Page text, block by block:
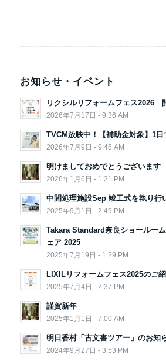
お知らせ・イベント
リクシルリフォームフェス2026
2026年7月17日 - 9:36 AM
TVCM放映中！【補助金対象】1
2026年7月9日 - 9:45 AM
明けましておめでとうございます
2026年1月6日 - 1:21 PM
中間処理施設Sep 竣工式を執り行
2025年9月1日 - 2:49 PM
Takara Standard奈良ショールー
ェア 2025
2025年7月19日 - 1:29 PM
LIXILリフォームフェス2025のご
2025年7月4日 - 2:37 PM
謹賀新年
2025年1月1日 - 7:00 AM
明日香村「古文書ツアー」のお知
2024年9月27日 - 3:53 PM